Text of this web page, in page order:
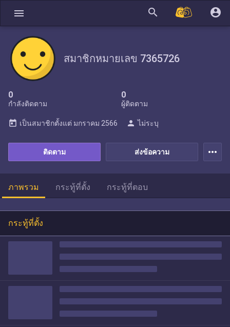
menu search account_circle
สมาชิกหมายเลข 7365726
0
กำลังติดตาม
0
ผู้ติดตาม
ส่งข้อความ
ติดตาม
today เป็นสมาชิกตั้งแต่ มกราคม 2566 person ไม่ระบุ
more_horiz
ภาพรวม กระทู้ที่ตั้ง กระทู้ที่ตอบ
กระทู้ที่ตั้ง